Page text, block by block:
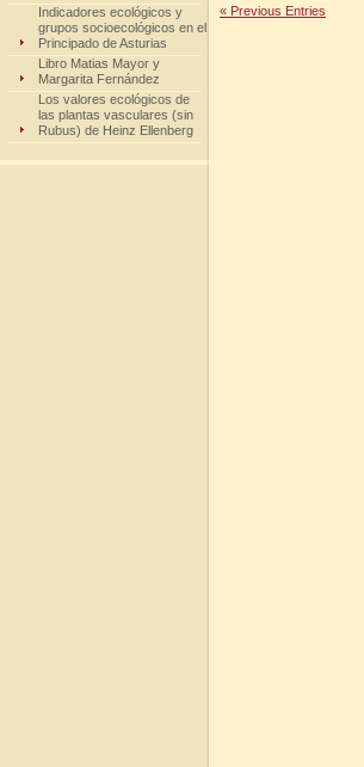
Indicadores ecológicos y
grupos socioecológicos en el
Principado de Asturias
Libro Matias Mayor y
Margarita Fernández
Los valores ecológicos de
las plantas vasculares (sin
Rubus) de Heinz Ellenberg
« Previous Entries